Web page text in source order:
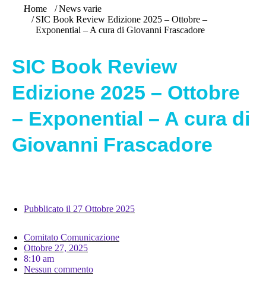
Tu sei qui:
Home
News varie
SIC Book Review Edizione 2025 – Ottobre –
Exponential – A cura di Giovanni Frascadore
SIC Book Review
Edizione 2025 – Ottobre
– Exponential – A cura di
Giovanni Frascadore
Pubblicato il 27 Ottobre 2025
Comitato Comunicazione
Ottobre 27, 2025
8:10 am
Nessun commento